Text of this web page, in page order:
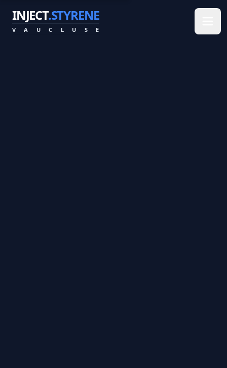
INJECT.STYRENE
V A U C L U S E